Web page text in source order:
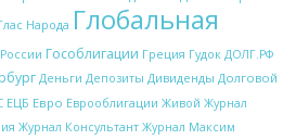
Народа Глобальная
Гособлигации Греция Гудок ДОЛГ.РФ
Деньги Депозиты Дивиденды Долговой
ЕЦБ Евро Еврооблигации Живой Журнал
Журнал Консультант Журнал Максим